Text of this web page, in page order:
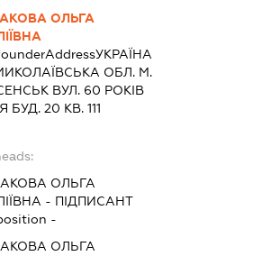
ОЛЬГА
УКРАЇНА
ОБЛ. М.
ВУЛ. 60 РОКІВ
20 КВ. 111
ОЛЬГА
- ПІДПИСАНТ
-
ОЛЬГА